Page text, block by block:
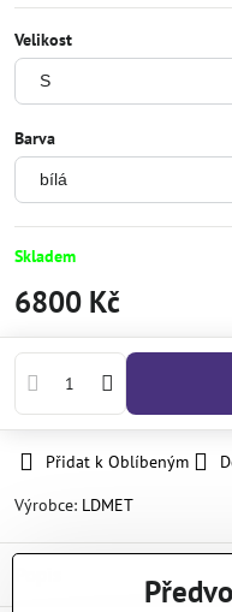
Velikost
Barva
Skladem
6800 Kč
Přidat k Oblíbeným
Výrobce: LDMET